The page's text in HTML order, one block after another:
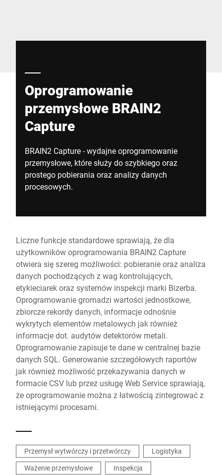
Oprogramowanie
przemysłowe BRAIN2
Capture
BRAIN2 Capture - wydajne oprogramowanie
przemysłowe, które służy do szybkiego oraz
prostego pobierania oraz analizy danych
procesowych.
Liczne funkcje standardowe sprawiają, że dla
użytkowników oprogramowania BRAIN2 Capture
otwiera się szereg możliwości: pobieranie oraz analiza
danych pochodzących z wag kontrolujących,
etykieciarek oraz systemów inspekcji marki Bizerba.
Oprogramowanie gromadzi wartości jednostkowe,
zbiorcze rekordy danych, informacje odnośnie
wykrytych elementów metalowych jak również
informacje dot. audytów detektorów metali.
Oprogramowanie zapisuje te dane w centralnej bazie
danych SQL. Generowanie szczegółowych raportów
jak również możliwość przekazywania danych w
formacie CSV lub przez usługę Web Service sprawiają,
że oprogramowanie można z łatwością zintegrować z
istniejącymi procesami.
Przemysł wytwórczy i przetwórczy
Logistyka
Ważenie przemysłowe
Inspekcja